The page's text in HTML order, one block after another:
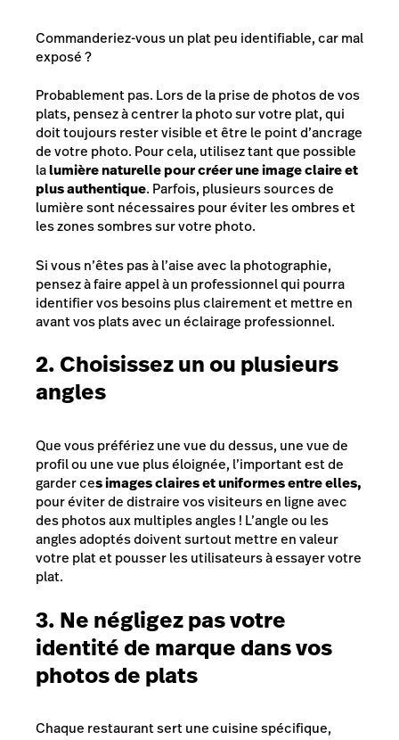
Commanderiez-vous un plat peu identifiable, car mal
exposé ?
Probablement pas. Lors de la prise de photos de vos
plats, pensez à centrer la photo sur votre plat, qui
doit toujours rester visible et être le point d’ancrage
de votre photo. Pour cela, utilisez tant que possible
lalumière naturelle pour créer une image claire et
plus authentique. Parfois, plusieurs sources de
lumière sont nécessaires pour éviter les ombres et
les zones sombres sur votre photo.
Si vous n’êtes pas à l’aise avec la photographie,
pensez à faire appel à un professionnel qui pourra
identifier vos besoins plus clairement et mettre en
avant vos plats avec un éclairage professionnel.
2. Choisissez un ou plusieurs
angles
Que vous préfériez une vue du dessus, une vue de
profil ou une vue plus éloignée, l’important est de
garder ces images claires et uniformes entre elles,
pour éviter de distraire vos visiteurs en ligne avec
des photos aux multiples angles ! L’angle ou les
angles adoptés doivent surtout mettre en valeur
votre plat et pousser les utilisateurs à essayer votre
plat.
3. Ne négligez pas votre
identité de marque dans vos
photos de plats
Chaque restaurant sert une cuisine spécifique,